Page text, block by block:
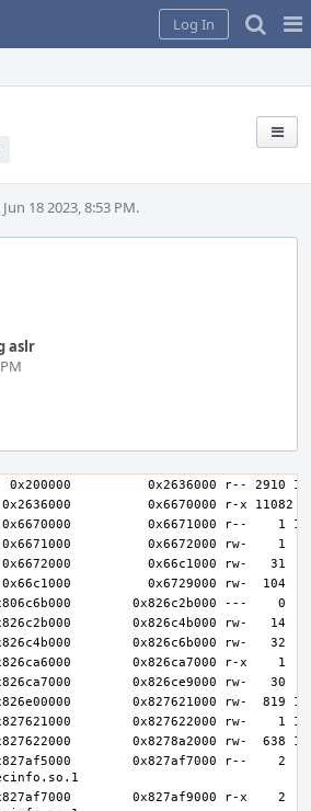
Log In
18 2023, 8:53 PM.
aslr
0x827af7000 r--    2
0x827af9000 r-x    2